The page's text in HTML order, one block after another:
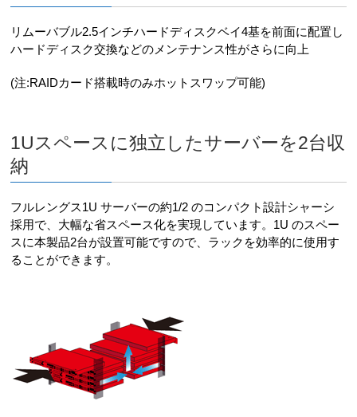
リムーバブル2.5インチハードディスクベイ4基を前面に配置し
ハードディスク交換などのメンテナンス性がさらに向上
(注:RAIDカード搭載時のみホットスワップ可能)
1Uスペースに独立したサーバーを2台収
納
フルレングス1U サーバーの約1/2 のコンパクト設計シャーシ
採用で、大幅な省スペース化を実現しています。1U のスペー
スに本製品2台が設置可能ですので、ラックを効率的に使用す
ることができます。